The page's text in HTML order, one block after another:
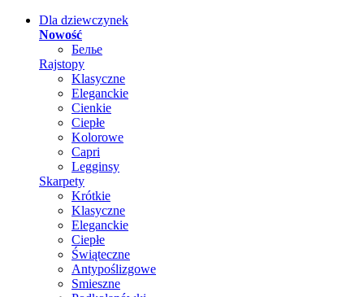
Dla dziewczynek
Nowość
Белье
Rajstopy
Klasyczne
Eleganckie
Cienkie
Ciepłe
Kolorowe
Capri
Legginsy
Skarpety
Krótkie
Klasyczne
Eleganckie
Ciepłe
Świąteczne
Antypoślizgowe
Smieszne